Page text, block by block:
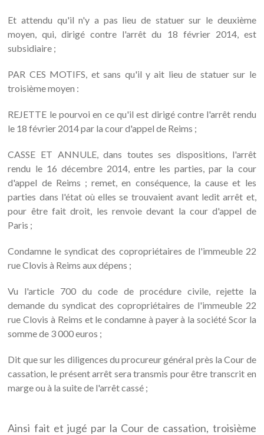
Et attendu qu'il n'y a pas lieu de statuer sur le deuxième
moyen, qui, dirigé contre l'arrêt du 18 février 2014, est
subsidiaire ;
PAR CES MOTIFS, et sans qu'il y ait lieu de statuer sur le
troisième moyen :
REJETTE le pourvoi en ce qu'il est dirigé contre l'arrêt rendu
le 18 février 2014 par la cour d'appel de Reims ;
CASSE ET ANNULE, dans toutes ses dispositions, l'arrêt
rendu le 16 décembre 2014, entre les parties, par la cour
d'appel de Reims ; remet, en conséquence, la cause et les
parties dans l'état où elles se trouvaient avant ledit arrêt et,
pour être fait droit, les renvoie devant la cour d'appel de
Paris ;
Condamne le syndicat des copropriétaires de l'immeuble 22
rue Clovis à Reims aux dépens ;
Vu l'article 700 du code de procédure civile, rejette la
demande du syndicat des copropriétaires de l'immeuble 22
rue Clovis à Reims et le condamne à payer à la société Scor la
somme de 3 000 euros ;
Dit que sur les diligences du procureur général près la Cour de
cassation, le présent arrêt sera transmis pour être transcrit en
marge ou à la suite de l'arrêt cassé ;
Ainsi fait et jugé par la Cour de cassation, troisième